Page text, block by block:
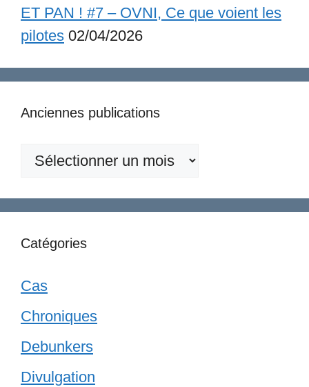
ET PAN ! #7 – OVNI, Ce que voient les
pilotes 02/04/2026
Anciennes publications
Anciennes
Catégories
Cas
Chroniques
Debunkers
Divulgation